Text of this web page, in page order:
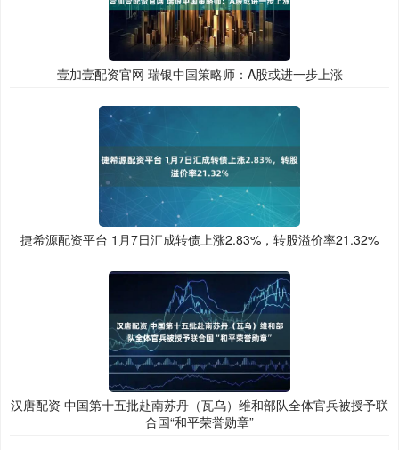
壹加壹配资官网 瑞银中国策略师：A股或进一步上涨
捷希源配资平台 1月7日汇成转债上涨2.83%，转股溢价率21.32%
汉唐配资 中国第十五批赴南苏丹（瓦乌）维和部队全体官兵被授予联
合国“和平荣誉勋章”